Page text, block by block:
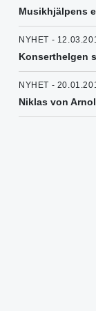
Musikhjälpens
NYHET -
Konserthelgen
NYHET -
Niklas von